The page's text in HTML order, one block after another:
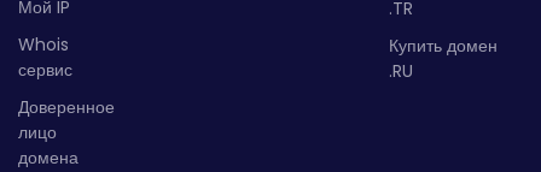
Мой IP
Whois
сервис
Доверенное
лицо
домена
.TR
Купить домен
.RU